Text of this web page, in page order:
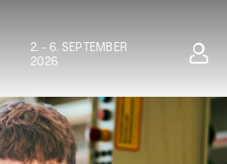
2. - 6. SEPTEMBER
2026